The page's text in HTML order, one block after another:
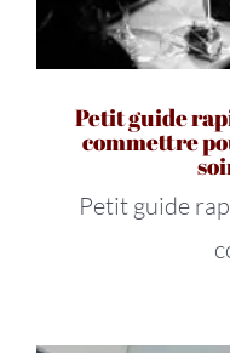
Petit guide
commettre
Petit guide